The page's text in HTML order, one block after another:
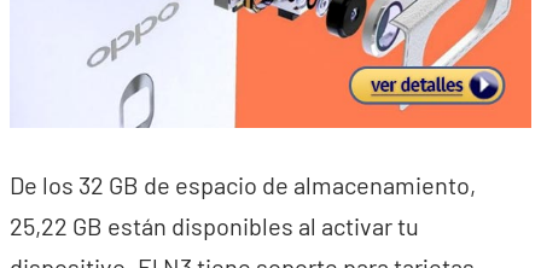
De los 32 GB de espacio de almacenamiento,
25,22 GB están disponibles al activar tu